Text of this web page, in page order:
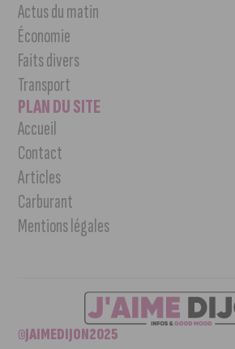
Actus du matin
Économie
Faits divers
Transport
PLAN DU SITE
Accueil
Contact
Articles
Carburant
Mentions légales
©JAIMEDIJON2025